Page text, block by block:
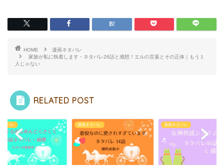
HOME
漫画ネタバレ
家族が私に執着します・ネタバレ26話と感想！エルの言葉とその正体｜もう１
人じゃない
RELATED POST
タバレ 漫画ネタバレ 漫画ネタバレ